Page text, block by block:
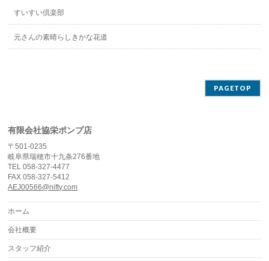
すいすい倶楽部
元さんの素晴らしきかな花道
PAGETOP
有限会社協栄ポンプ店
〒501-0235
岐阜県瑞穂市十九条276番地
TEL 058-327-4477
FAX 058-327-5412
AEJ00566@nifty.com
ホーム
会社概要
スタッフ紹介